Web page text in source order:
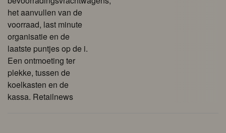
het aanvullen van de
voorraad, last minute
organisatie en de
laatste puntjes op de i.
Een ontmoeting ter
plekke, tussen de
koelkasten en de
kassa. Retailnews